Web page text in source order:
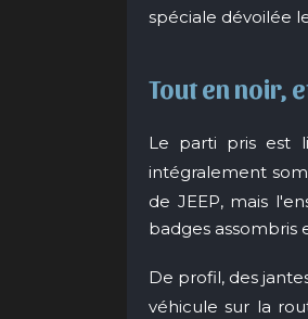
spéciale dévoilée
Tout en noir,
Le parti pris est
intégralement
de JEEP, mais
badges assombris
De profil, des
véhicule sur la